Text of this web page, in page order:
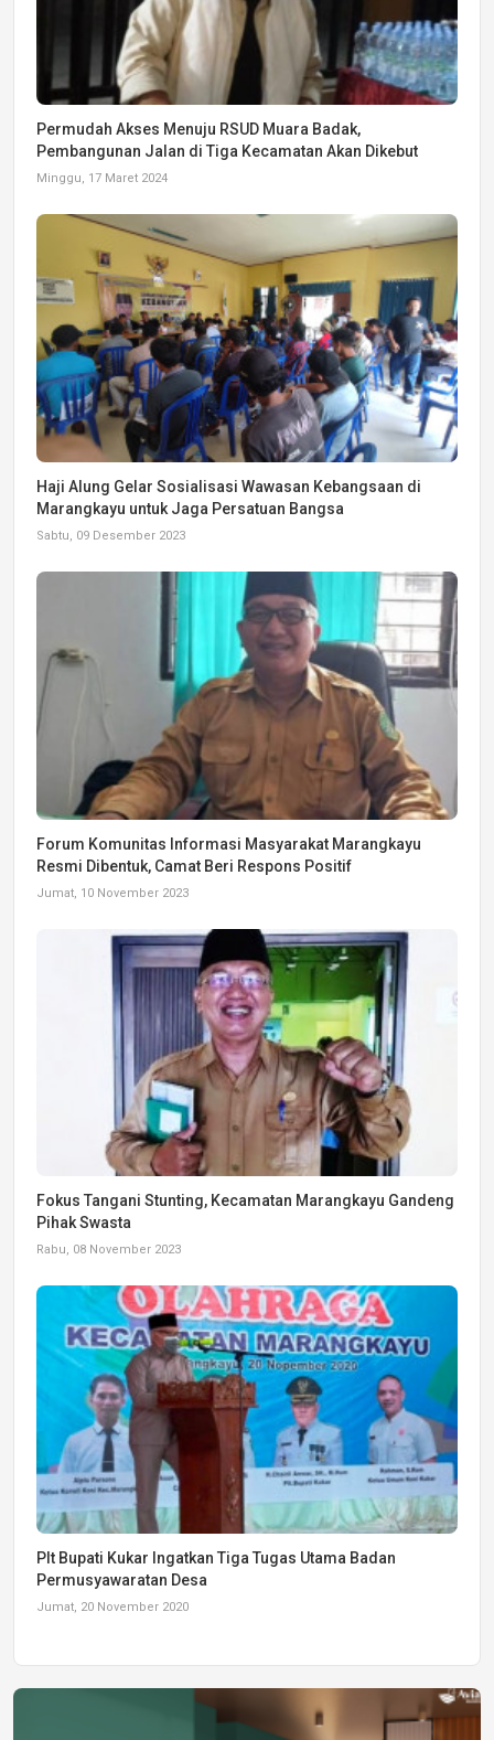
Permudah Akses Menuju RSUD Muara Badak,
Pembangunan Jalan di Tiga Kecamatan Akan Dikebut
Minggu, 17 Maret 2024
Haji Alung Gelar Sosialisasi Wawasan Kebangsaan di
Marangkayu untuk Jaga Persatuan Bangsa
Sabtu, 09 Desember 2023
Forum Komunitas Informasi Masyarakat Marangkayu
Resmi Dibentuk, Camat Beri Respons Positif
Jumat, 10 November 2023
Fokus Tangani Stunting, Kecamatan Marangkayu Gandeng
Pihak Swasta
Rabu, 08 November 2023
Plt Bupati Kukar Ingatkan Tiga Tugas Utama Badan
Permusyawaratan Desa
Jumat, 20 November 2020